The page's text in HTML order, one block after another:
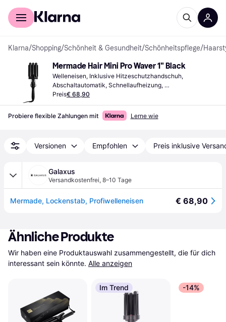
Für Shopper
Klarna/Shopping/Schönheit & Gesundheit/Schönheitspflege/
Mermade Hair Mini Pro Waver 1" Black
Welleneisen, Inklusive Hitzeschutzhandschuh,
Abschaltautomatik, Schnellaufheizung,
Ionisierungsfunktion, Drehbare Kabelhalterung, Keramisch
Preis€ 68,90
Probiere flexible Zahlungen mit Lerne wie
Versionen Empfohlen Preis inklusive
Galaxus
Versandkostenfrei, 8–10 Tage
Mermade, Lockenstab, Profiwelleneisen € 68,90
Ähnliche Produkte
Wir haben eine Produktauswahl zusammengestellt, die für dich
interessant sein könnte. Alle anzeigen
Im Trend -14%